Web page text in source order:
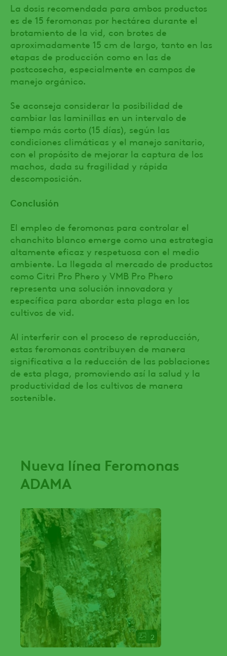
La dosis recomendada para ambos productos
es de 15 feromonas por hectárea durante el
brotamiento de la vid, con brotes de
aproximadamente 15 cm de largo, tanto en las
etapas de producción como en las de
postcosecha, especialmente en campos de
manejo orgánico.
Se aconseja considerar la posibilidad de
cambiar las laminillas en un intervalo de
tiempo más corto (15 días), según las
condiciones climáticas y el manejo sanitario,
con el propósito de mejorar la captura de los
machos, dada su fragilidad y rápida
descomposición.
Conclusión
El empleo de feromonas para controlar el
chanchito blanco emerge como una estrategia
altamente eficaz y respetuosa con el medio
ambiente. La llegada al mercado de productos
como Citri Pro Phero y VMB Pro Phero
representa una solución innovadora y
específica para abordar esta plaga en los
cultivos de vid.
Al interferir con el proceso de reproducción,
estas feromonas contribuyen de manera
significativa a la reducción de las poblaciones
de esta plaga, promoviendo así la salud y la
productividad de los cultivos de manera
sostenible.
Nueva línea Feromonas
ADAMA
2